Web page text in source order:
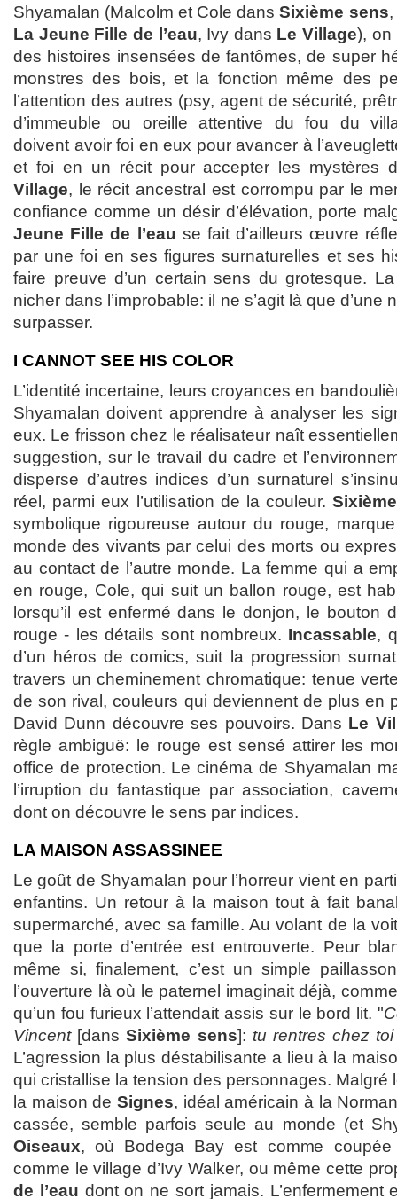
Shyamalan (Malcolm et Cole dansSixième sens
La Jeune Fille de l’eau, Ivy dans Le Village), on
des histoires insensées de fantômes, de super
monstres des bois, et la fonction même des
l’attention des autres (psy, agent de sécurité,
d’immeuble ou oreille attentive du fou du
doivent avoir foi en eux pour avancer à
et foi en un récit pour accepter les mystères
Village, le récit ancestral est corrompu par le
confiance comme un désir d’élévation, porte
Jeune Fille de l’eau se fait d’ailleurs œuvre
par une foi en ses figures surnaturelles et ses
faire preuve d’un certain sens du grotesque.
nicher dans l’improbable: il ne s’agit là que
surpasser.
I CANNOT SEE HIS COLOR
L’identité incertaine, leurs croyances en
Shyamalan doivent apprendre à analyser les
eux. Le frisson chez le réalisateur naît
suggestion, sur le travail du cadre et
disperse d’autres indices d’un surnaturel
réel, parmi eux l’utilisation de la couleur.
symbolique rigoureuse autour du rouge,
monde des vivants par celui des morts ou
au contact de l’autre monde. La femme qui a
en rouge, Cole, qui suit un ballon rouge, est
lorsqu’il est enfermé dans le donjon, le bouton
rouge - les détails sont nombreux. Incassable,
d’un héros de comics, suit la progression
travers un cheminement chromatique: tenue
de son rival, couleurs qui deviennent de plus en
David Dunn découvre ses pouvoirs. Dans Le
règle ambiguë: le rouge est sensé attirer les
office de protection. Le cinéma de Shyamalan
l’irruption du fantastique par association,
dont on découvre le sens par indices.
LA MAISON ASSASSINEE
Le goût de Shyamalan pour l’horreur vient en
enfantins. Un retour à la maison tout à fait
supermarché, avec sa famille. Au volant de la
que la porte d’entrée est entrouverte. Peur
même si, finalement, c’est un simple
l’ouverture là où le paternel imaginait déjà,
qu’un fou furieux l’attendait assis sur le bord lit. "
Vincent[dansSixième sens]: tu rentres chez
L’agression la plus déstabilisante a lieu à la
qui cristallise la tension des personnages. Malgré
la maison de Signes, idéal américain à la
cassée, semble parfois seule au monde (et
Oiseaux, où Bodega Bay est comme coupée
comme le village d’Ivy Walker, ou même cette
de l’eau dont on ne sort jamais. L’enfermement